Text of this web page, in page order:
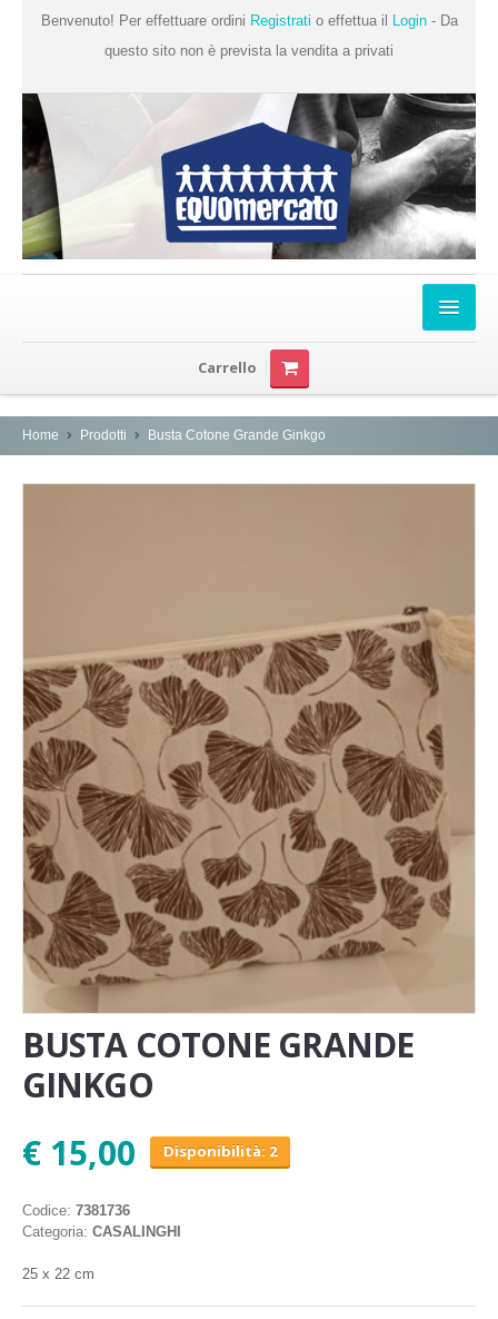
Benvenuto! Per effettuare ordini Registrati o effettua il Login- Da
questo sito non è prevista la vendita a privati
Chi Siamo
Prodotti
Produttori
Carrello
Home Prodotti Busta Cotone Grande Ginkgo
BUSTA COTONE GRANDE
GINKGO
€ 15,00
Disponibilità: 2
Codice: 7381736
Categoria: CASALINGHI
25 x 22 cm